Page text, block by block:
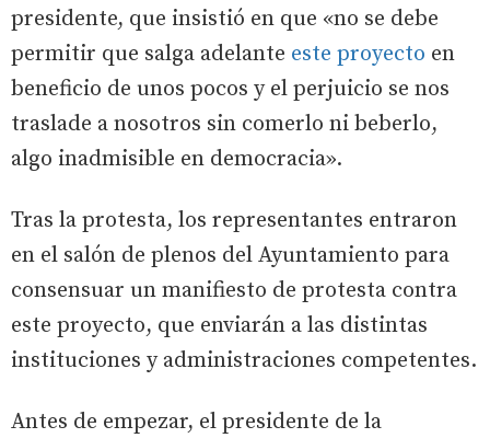
presidente, que insistió en que «no se debe
permitir que salga adelante este proyecto en
beneficio de unos pocos y el perjuicio se nos
traslade a nosotros sin comerlo ni beberlo,
algo inadmisible en democracia».
Tras la protesta, los representantes entraron
en el salón de plenos del Ayuntamiento para
consensuar un manifiesto de protesta contra
este proyecto, que enviarán a las distintas
instituciones y administraciones competentes.
Antes de empezar, el presidente de la